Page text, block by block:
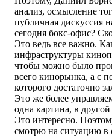
анализ, осмысление
публичная дискуссия
сегодня бокс-офис?
Это ведь все важно.
инфраструктуры
чтобы можно было
всего кинорынка, а с
которого достаточно
Это же более
одна картина, в
Это интересно.
смотрю на ситуацию в